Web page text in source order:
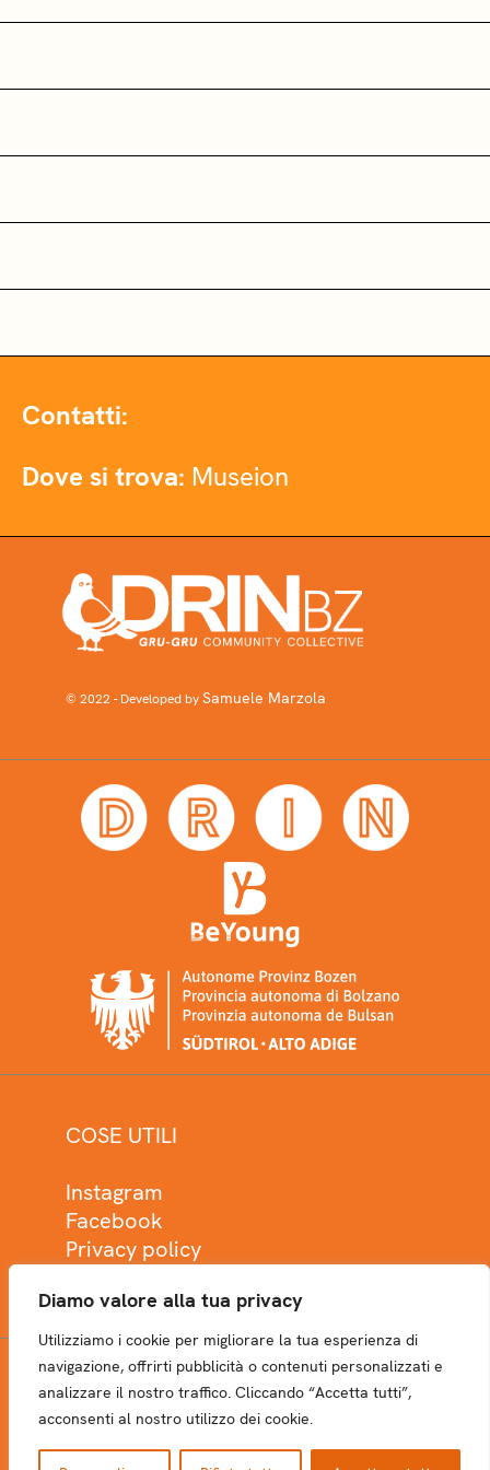
Diamo valore alla tua privacy
Utilizziamo i cookie per migliorare la tua esperienza di
navigazione, offrirti pubblicità o contenuti personalizzati e
analizzare il nostro traffico. Cliccando “Accetta tutti”,
acconsenti al nostro utilizzo dei cookie.
Contatti:
Dove si trova: Museion
© 2022 - Developed bySamuele Marzola
COSE UTILI
Instagram
Facebook
Privacy policy
NEWSLETTER